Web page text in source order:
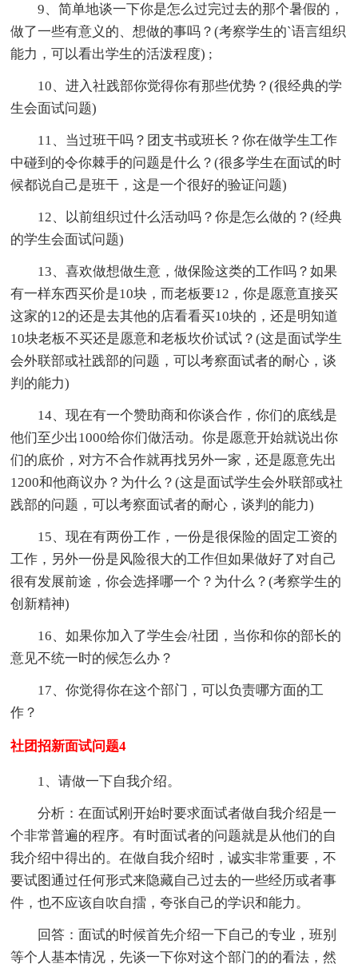
9、简单地谈一下你是怎么过完过去的那个暑假的，
做了一些有意义的、想做的事吗？(考察学生的`语言组织
能力，可以看出学生的活泼程度) ;
10、进入社践部你觉得你有那些优势？(很经典的学
生会面试问题)
11、当过班干吗？团支书或班长？你在做学生工作
中碰到的令你棘手的问题是什么？(很多学生在面试的时
候都说自己是班干，这是一个很好的验证问题)
12、以前组织过什么活动吗？你是怎么做的？(经典
的学生会面试问题)
13、喜欢做想做生意，做保险这类的工作吗？如果
有一样东西买价是10块，而老板要12，你是愿意直接买
这家的12的还是去其他的店看看买10块的，还是明知道
10块老板不买还是愿意和老板坎价试试？(这是面试学生
会外联部或社践部的问题，可以考察面试者的耐心，谈
判的能力)
14、现在有一个赞助商和你谈合作，你们的底线是
他们至少出1000给你们做活动。你是愿意开始就说出你
们的底价，对方不合作就再找另外一家，还是愿意先出
1200和他商议办？为什么？(这是面试学生会外联部或社
践部的问题，可以考察面试者的耐心，谈判的能力)
15、现在有两份工作，一份是很保险的固定工资的
工作，另外一份是风险很大的工作但如果做好了对自己
很有发展前途，你会选择哪一个？为什么？(考察学生的
创新精神)
16、如果你加入了学生会/社团，当你和你的部长的
意见不统一时的候怎么办？
17、你觉得你在这个部门，可以负责哪方面的工
作？
社团招新面试问题4
1、请做一下自我介绍。
分析：在面试刚开始时要求面试者做自我介绍是一
个非常普遍的程序。有时面试者的问题就是从他们的自
我介绍中得出的。在做自我介绍时，诚实非常重要，不
要试图通过任何形式来隐藏自己过去的一些经历或者事
件，也不应该自吹自擂，夸张自己的学识和能力。
回答：面试的时候首先介绍一下自己的专业，班别
等个人基本情况，先谈一下你对这个部门的的看法，然